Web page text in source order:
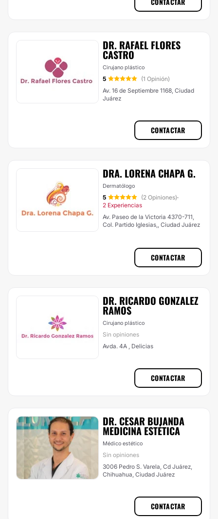
DR. RAFAEL FLORES
CASTRO
Cirujano plástico
5
(1 Opinión)
Av. 16 de Septiembre 1168, Ciudad
Juárez
CONTACTAR
DRA. LORENA CHAPA G.
Dermatólogo
5 (2 Opiniones)·
2 Experiencias
Av. Paseo de la Victoria 4370-711,
Col. Partido Iglesias,, Ciudad Juárez
CONTACTAR
DR. RICARDO GONZALEZ
RAMOS
Cirujano plástico
Sin opiniones
Avda. 4A , Delicias
CONTACTAR
DR. CESAR BUJANDA
MEDICINA ESTÉTICA
Médico estético
Sin opiniones
3006 Pedro S. Varela, Cd Juárez,
Chihuahua, Ciudad Juárez
CONTACTAR